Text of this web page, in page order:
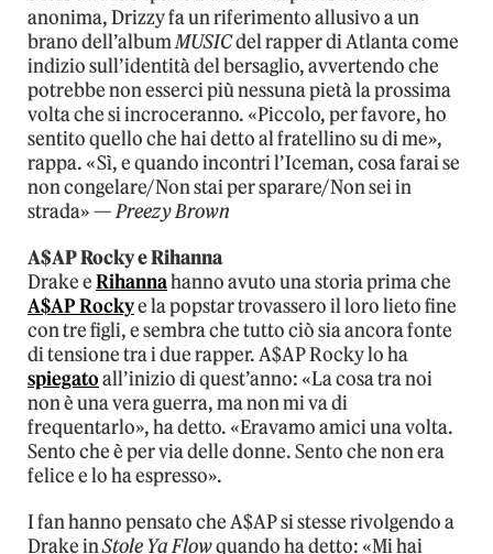
anonima, Drizzy fa un riferimento allusivo a un
brano dell’albumMUSICdel rapper di Atlanta come
indizio sull’identità del bersaglio, avvertendo che
potrebbe non esserci più nessuna pietà la prossima
volta che si incroceranno. «Piccolo, per favore, ho
sentito quello che hai detto al fratellino su di me»,
rappa. «Sì, e quando incontri l’Iceman, cosa farai se
non congelare/Non stai per sparare/Non sei in
strada» —Preezy Brown
A$AP Rocky e Rihanna
Drake eRihannahanno avuto una storia prima che
A$AP Rockye la popstar trovassero il loro lieto fine
con tre figli, e sembra che tutto ciò sia ancora fonte
di tensione tra i due rapper. A$AP Rocky lo ha
spiegatoall’inizio di quest’anno: «La cosa tra noi
non è una vera guerra, ma non mi va di
frequentarlo», ha detto. «Eravamo amici una volta.
Sento che è per via delle donne. Sento che non era
felice e lo ha espresso».
I fan hanno pensato che A$AP si stesse rivolgendo a
Drake inStole Ya Flowquando ha detto: «Mi hai